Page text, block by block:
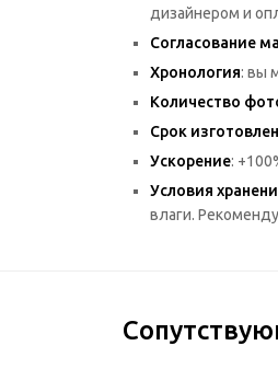
дизайнером и
Согласование
Хронология: вы
Количество
Срок
Ускорение:
Условия
влаги.